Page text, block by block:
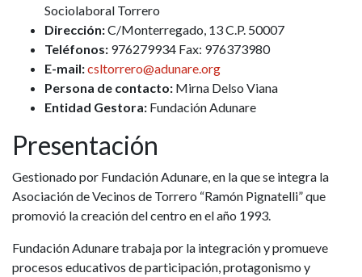
Sociolaboral Torrero
Dirección:C/Monterregado, 13 C.P. 50007
Teléfonos: 976279934 Fax: 976373980
E-mail:csltorrero@adunare.org
Persona de contacto: Mirna Delso Viana
Entidad Gestora: Fundación Adunare
Presentación
Gestionado por Fundación Adunare, en la que se integra la
Asociación de Vecinos de Torrero “Ramón Pignatelli” que
promovió la creación del centro en el año 1993.
Fundación Adunare trabaja por la integración y promueve
procesos educativos de participación, protagonismo y